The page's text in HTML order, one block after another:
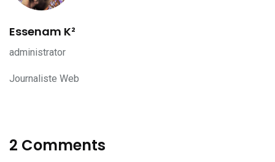
Essenam K²
administrator
Journaliste Web
2 Comments